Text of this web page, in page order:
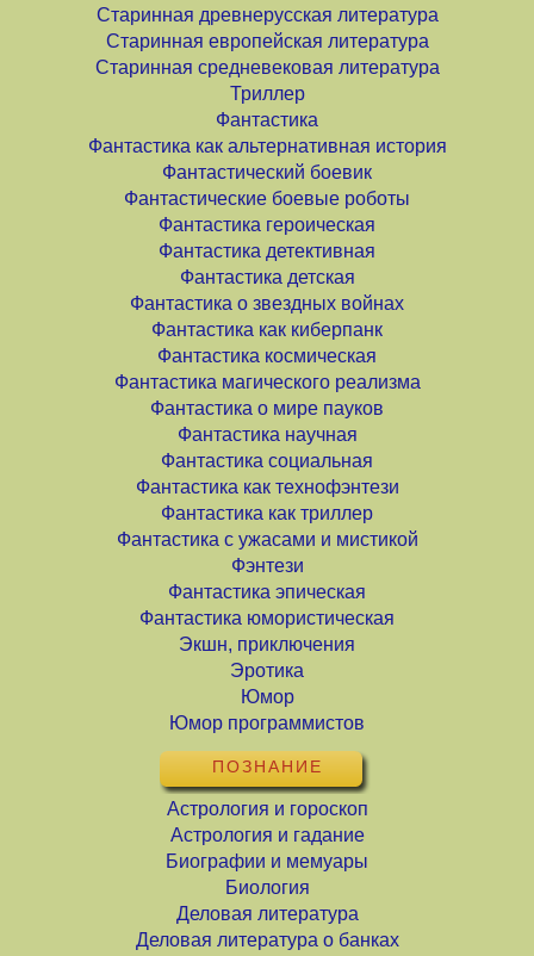
Старинная древнерусская литература
Старинная европейская литература
Старинная средневековая литература
Триллер
Фантастика
Фантастика как альтернативная история
Фантастический боевик
Фантастические боевые роботы
Фантастика героическая
Фантастика детективная
Фантастика детская
Фантастика о звездных войнах
Фантастика как киберпанк
Фантастика космическая
Фантастика магического реализма
Фантастика о мире пауков
Фантастика научная
Фантастика социальная
Фантастика как технофэнтези
Фантастика как триллер
Фантастика с ужасами и мистикой
Фэнтези
Фантастика эпическая
Фантастика юмористическая
Экшн, приключения
Эротика
Юмор
Юмор программистов
ПОЗНАНИЕ
Астрология и гороскоп
Астрология и гадание
Биографии и мемуары
Биология
Деловая литература
Деловая литература о банках